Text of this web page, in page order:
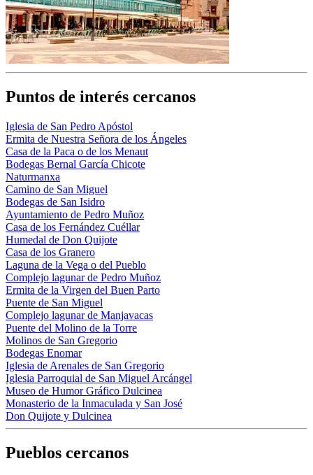
Puntos de interés cercanos
Iglesia de San Pedro Apóstol
Ermita de Nuestra Señora de los Ángeles
Casa de la Paca o de los Menaut
Bodegas Bernal García Chicote
Naturmanxa
Camino de San Miguel
Bodegas de San Isidro
Ayuntamiento de Pedro Muñoz
Casa de los Fernández Cuéllar
Humedal de Don Quijote
Casa de los Granero
Laguna de la Vega o del Pueblo
Complejo lagunar de Pedro Muñoz
Ermita de la Virgen del Buen Parto
Puente de San Miguel
Complejo lagunar de Manjavacas
Puente del Molino de la Torre
Molinos de San Gregorio
Bodegas Enomar
Iglesia de Arenales de San Gregorio
Iglesia Parroquial de San Miguel Arcángel
Museo de Humor Gráfico Dulcinea
Monasterio de la Inmaculada y San José
Don Quijote y Dulcinea
Pueblos cercanos